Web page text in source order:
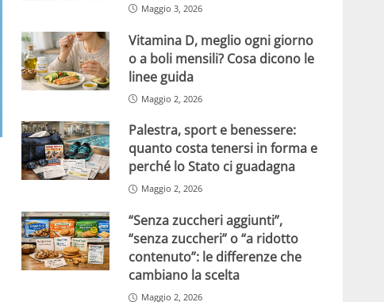
Maggio 3, 2026
Vitamina D, meglio ogni giorno
o a boli mensili? Cosa dicono le
linee guida
Maggio 2, 2026
Palestra, sport e benessere:
quanto costa tenersi in forma e
perché lo Stato ci guadagna
Maggio 2, 2026
“Senza zuccheri aggiunti”,
“senza zuccheri” o “a ridotto
contenuto”: le differenze che
cambiano la scelta
Maggio 2, 2026